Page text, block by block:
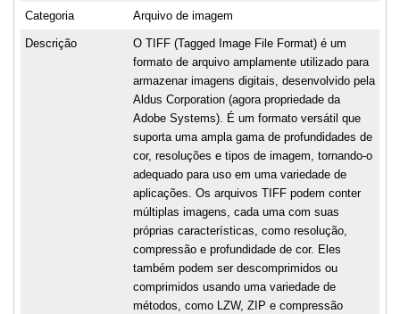
Categoria Arquivo de imagem
Descrição
O TIFF (Tagged Image File Format) é um
formato de arquivo amplamente utilizado para
armazenar imagens digitais, desenvolvido pela
Aldus Corporation (agora propriedade da
Adobe Systems). É um formato versátil que
suporta uma ampla gama de profundidades de
cor, resoluções e tipos de imagem, tornando-o
adequado para uso em uma variedade de
aplicações. Os arquivos TIFF podem conter
múltiplas imagens, cada uma com suas
próprias características, como resolução,
compressão e profundidade de cor. Eles
também podem ser descomprimidos ou
comprimidos usando uma variedade de
métodos, como LZW, ZIP e compressão